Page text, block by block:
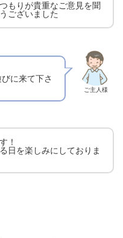
もりが貴重なご意見を聞
ございました
に来て下さ
ご主人様
！
日を楽しみにしておりま